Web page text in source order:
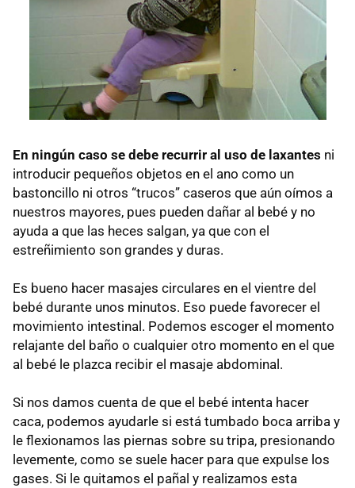
En ningún caso se debe recurrir al uso de laxantes ni
introducir pequeños objetos en el ano como un
bastoncillo ni otros “trucos” caseros que aún oímos a
nuestros mayores, pues pueden dañar al bebé y no
ayuda a que las heces salgan, ya que con el
estreñimiento son grandes y duras.
Es bueno hacer masajes circulares en el vientre del
bebé durante unos minutos. Eso puede favorecer el
movimiento intestinal. Podemos escoger el momento
relajante del baño o cualquier otro momento en el que
al bebé le plazca recibir el masaje abdominal.
Si nos damos cuenta de que el bebé intenta hacer
caca, podemos ayudarle si está tumbado boca arriba y
le flexionamos las piernas sobre su tripa, presionando
levemente, como se suele hacer para que expulse los
gases. Si le quitamos el pañal y realizamos esta